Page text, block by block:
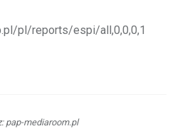
pl/reports/espi/all,0,0,0,1
pap-mediaroom.pl